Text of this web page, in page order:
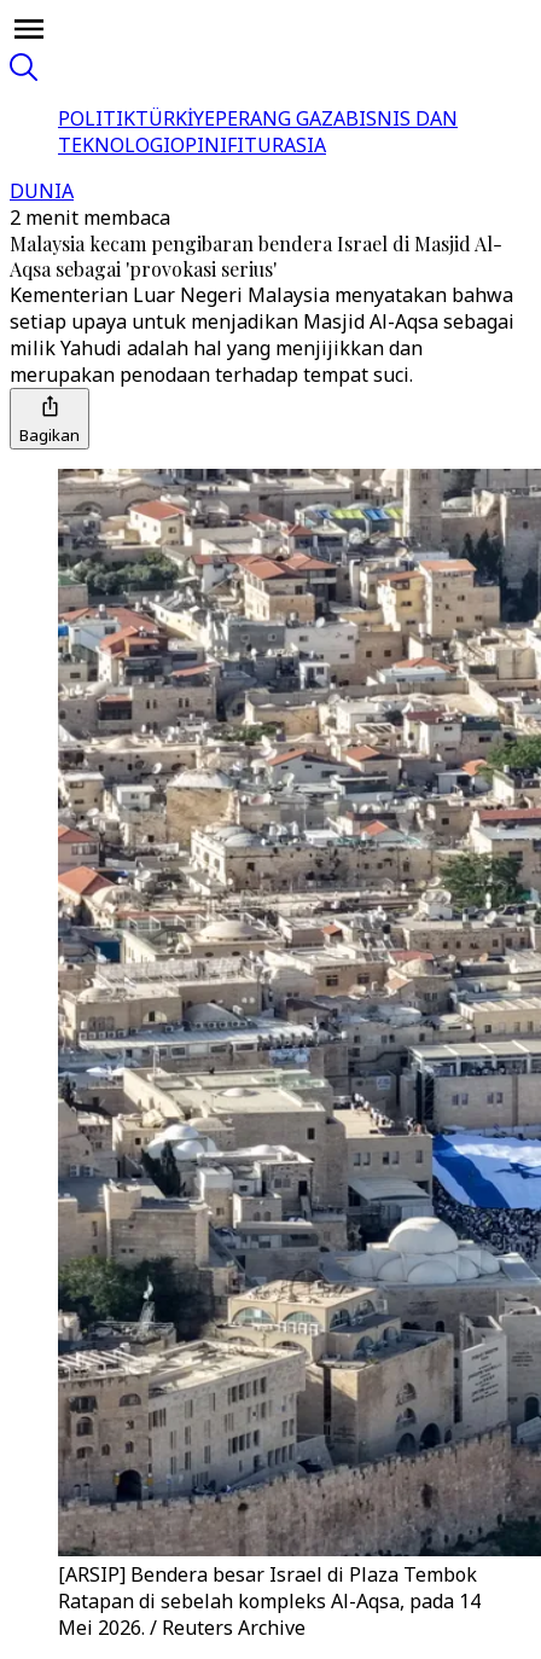
POLITIKTÜRKİYEPERANG GAZABISNIS DAN
TEKNOLOGIOPINIFITURASIA
DUNIA
2 menit membaca
Malaysia kecam pengibaran bendera Israel di Masjid Al-
Aqsa sebagai 'provokasi serius'
Kementerian Luar Negeri Malaysia menyatakan bahwa
setiap upaya untuk menjadikan Masjid Al-Aqsa sebagai
milik Yahudi adalah hal yang menjijikkan dan
merupakan penodaan terhadap tempat suci.
Bagikan
[ARSIP] Bendera besar Israel di Plaza Tembok
Ratapan di sebelah kompleks Al-Aqsa, pada 14
Mei 2026. / Reuters Archive